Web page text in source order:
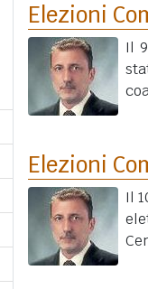
Elezioni
Il
Elezioni
Il